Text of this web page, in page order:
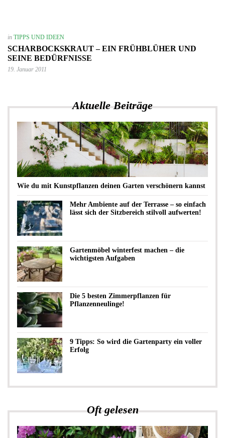
in TIPPS UND IDEEN
SCHARBOCKSKRAUT – EIN FRÜHBLÜHER UND
SEINE BEDÜRFNISSE
19. Januar 2011
Aktuelle Beiträge
Wie du mit Kunstpflanzen deinen Garten verschönern kannst
Mehr Ambiente auf der Terrasse – so einfach
lässt sich der Sitzbereich stilvoll aufwerten!
Gartenmöbel winterfest machen – die
wichtigsten Aufgaben
Die 5 besten Zimmerpflanzen für
Pflanzenneulinge!
9 Tipps: So wird die Gartenparty ein voller
Erfolg
Oft gelesen